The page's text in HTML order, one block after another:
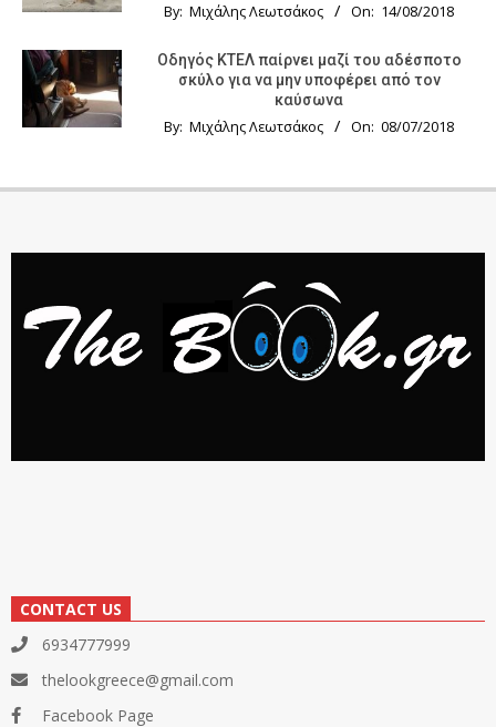
By: Μιχάλης Λεωτσάκος On: 14/08/2018
Οδηγός KTΕΛ παίρνει μαζί του αδέσποτο
σκύλο για να μην υποφέρει από τον
καύσωνα
By: Μιχάλης Λεωτσάκος On: 08/07/2018
CONTACT US
6934777999
thelookgreece@gmail.com
Facebook Page